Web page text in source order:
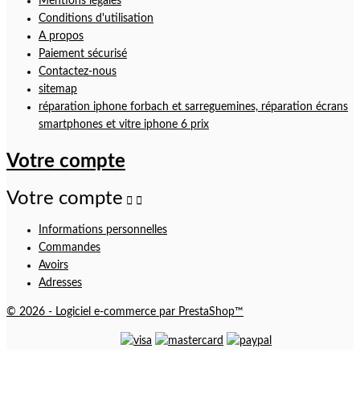
Conditions d'utilisation
A propos
Paiement sécurisé
Contactez-nous
sitemap
réparation iphone forbach et sarreguemines, réparation écrans
smartphones et vitre iphone 6 prix
Votre compte
Votre compte  
Informations personnelles
Commandes
Avoirs
Adresses
© 2026 - Logiciel e-commerce par PrestaShop™